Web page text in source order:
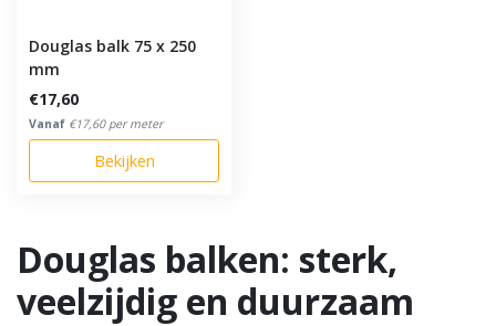
Douglas balk 75 x 250
mm
€17,60
Vanaf €17,60 per meter
Bekijken
Douglas balken: sterk,
veelzijdig en duurzaam